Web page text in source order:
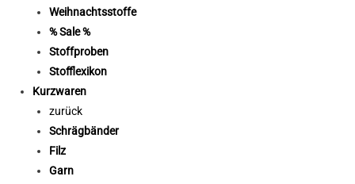
Weihnachtsstoffe
% Sale %
Stoffproben
Stofflexikon
Kurzwaren
zurück
Schrägbänder
Filz
Garn